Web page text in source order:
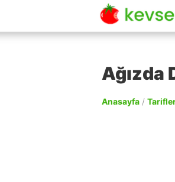
Ağızda
Anasayfa /